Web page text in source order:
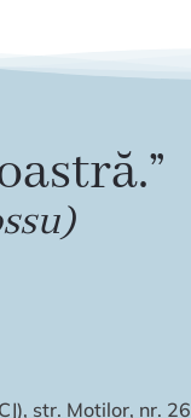
str. Moților, nr. 26